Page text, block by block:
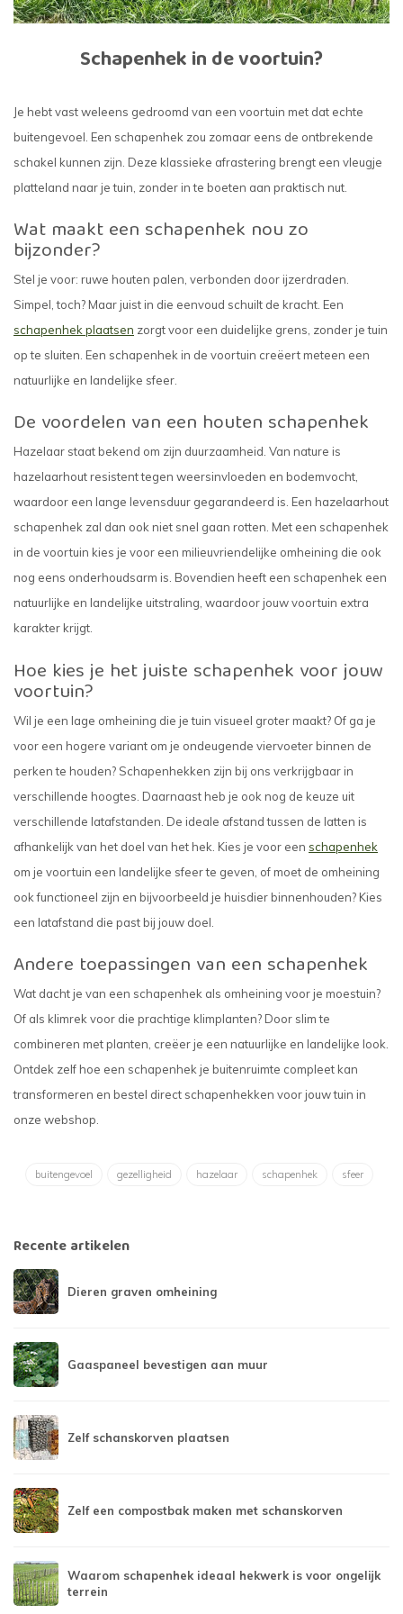
Schapenhek in de voortuin?
Je hebt vast weleens gedroomd van een voortuin met dat echte
buitengevoel. Een schapenhek zou zomaar eens de ontbrekende
schakel kunnen zijn. Deze klassieke afrastering brengt een vleugje
platteland naar je tuin, zonder in te boeten aan praktisch nut.
Wat maakt een schapenhek nou zo
bijzonder?
Stel je voor: ruwe houten palen, verbonden door ijzerdraden.
Simpel, toch? Maar juist in die eenvoud schuilt de kracht. Een
schapenhek plaatsen zorgt voor een duidelijke grens, zonder je tuin
op te sluiten. Een schapenhek in de voortuin creëert meteen een
natuurlijke en landelijke sfeer.
De voordelen van een houten schapenhek
Hazelaar staat bekend om zijn duurzaamheid. Van nature is
hazelaarhout resistent tegen weersinvloeden en bodemvocht,
waardoor een lange levensduur gegarandeerd is. Een hazelaarhout
schapenhek zal dan ook niet snel gaan rotten. Met een schapenhek
in de voortuin kies je voor een milieuvriendelijke omheining die ook
nog eens onderhoudsarm is. Bovendien heeft een schapenhek een
natuurlijke en landelijke uitstraling, waardoor jouw voortuin extra
karakter krijgt.
Hoe kies je het juiste schapenhek voor jouw
voortuin?
Wil je een lage omheining die je tuin visueel groter maakt? Of ga je
voor een hogere variant om je ondeugende viervoeter binnen de
perken te houden? Schapenhekken zijn bij ons verkrijgbaar in
verschillende hoogtes. Daarnaast heb je ook nog de keuze uit
verschillende latafstanden. De ideale afstand tussen de latten is
afhankelijk van het doel van het hek. Kies je voor een schapenhek
om je voortuin een landelijke sfeer te geven, of moet de omheining
ook functioneel zijn en bijvoorbeeld je huisdier binnenhouden? Kies
een latafstand die past bij jouw doel.
Andere toepassingen van een schapenhek
Wat dacht je van een schapenhek als omheining voor je moestuin?
Of als klimrek voor die prachtige klimplanten? Door slim te
combineren met planten, creëer je een natuurlijke en landelijke look.
Ontdek zelf hoe een schapenhek je buitenruimte compleet kan
transformeren en bestel direct schapenhekken voor jouw tuin in
onze webshop.
buitengevoel gezelligheid hazelaar schapenhek sfeer
Recente artikelen
Dieren graven omheining
Gaaspaneel bevestigen aan muur
Zelf schanskorven plaatsen
Zelf een compostbak maken met schanskorven
Waarom schapenhek ideaal hekwerk is voor ongelijk
terrein